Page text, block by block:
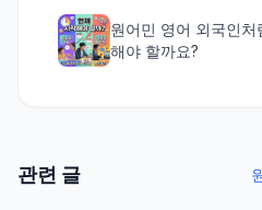
원어민 영어 외국인
해야 할까요?
관련 글